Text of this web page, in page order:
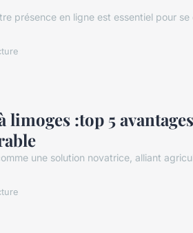
présence en ligne est essentiel pour
limoges :top 5
une solution novatrice, alliant